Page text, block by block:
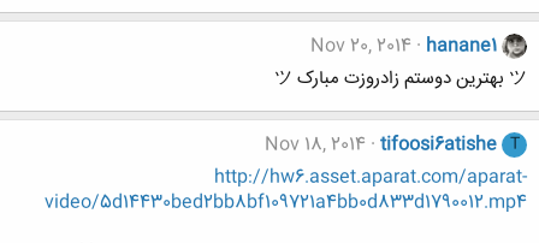
hanane1
Nov 20, 2014
ツ بهترین دوستم زادروزت مبارک ツ
T
tifoosi6atishe
Nov 18, 2014
http://hw6.asset.aparat.com/aparat-
video/5d14430bed2bb8bf109721a4bb0d833d1790012.mp4